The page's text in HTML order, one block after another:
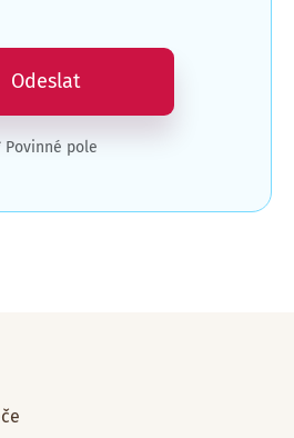
Odeslat
Povinné pole